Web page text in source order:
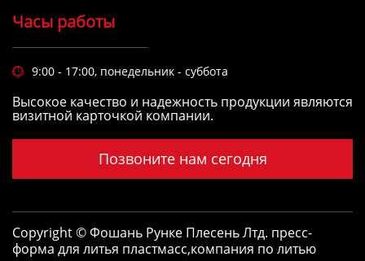
Часы работы
 9:00 - 17:00, понедельник - суббота
Высокое качество и надежность продукции являются
визитной карточкой компании.
Позвоните нам сегодня
Copyright © Фошань Рунке Плесень Лтд. пресс-
форма для литья пластмасс,компания по литью